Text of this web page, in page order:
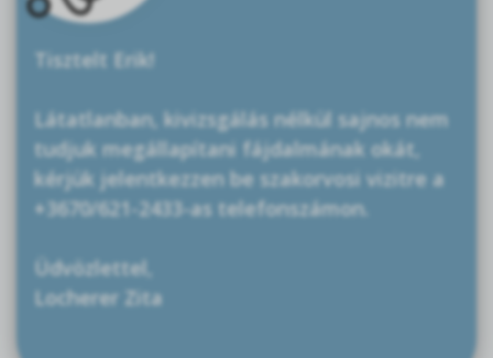
Tisztelt Erik!
Látatlanban, kivizsgálás nélkül sajnos nem
tudjuk megállapítani fájdalmának okát,
kérjük jelentkezzen be szakorvosi vizitre a
+3670/621-2433-as telefonszámon.
Üdvözlettel,
Locherer Zita